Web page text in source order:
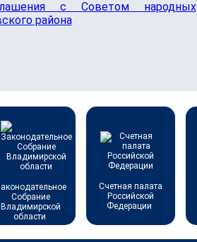
с Советом народных
района
Собрание
Владимирской
области
Счетная палата
Российской
Федерации